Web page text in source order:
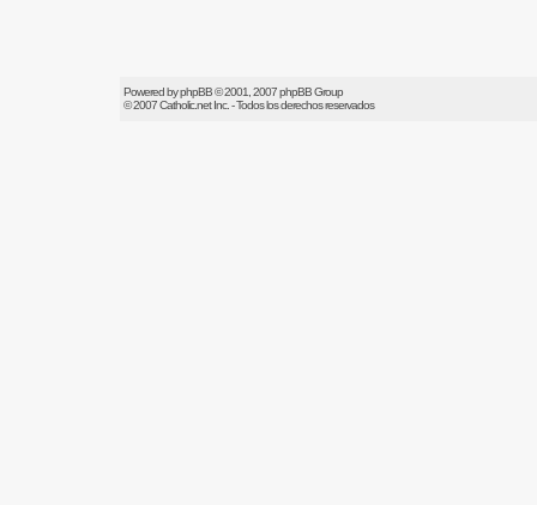
Powered byphpBB© 2001, 2007 phpBB Group
© 2007Catholic.netInc. - Todos los derechos reservados